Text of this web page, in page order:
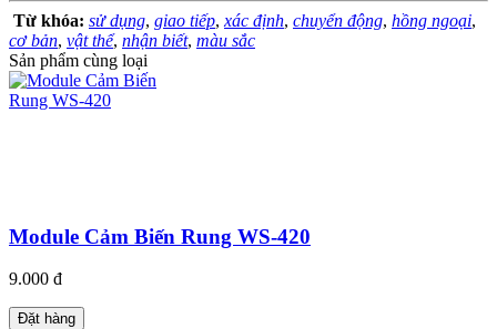
Từ khóa: sử dụng, giao tiếp, xác định, chuyển động, hồng ngoại,
cơ bản, vật thể, nhận biết, màu sắc
Sản phẩm cùng loại
Module Cảm Biến Rung WS-420
9.000 đ
Đặt hàng